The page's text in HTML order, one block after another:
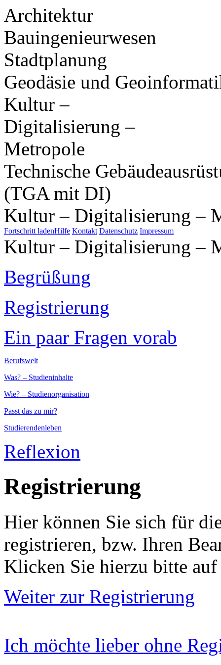
Architektur
Bauingenieurwesen
Stadtplanung
Geodäsie und
Kultur –
Digitalisierung –
Metropole
Technische
(TGA mit DI)
Kultur – Digitalisierung –
Fortschritt ladenHilfe Kontakt Datenschutz Impressum
Kultur – Digitalisierung –
Begrüßung
Registrierung
Ein paar Fragen vorab
Berufswelt
Was? – Studieninhalte
Wie? – Studienorganisation
Passt das zu mir?
Studierendenleben
Reflexion
Registrierung
Hier können Sie sich für
registrieren, bzw. Ihren
Klicken Sie hierzu bitte
Weiter zur Registrierung
Ich möchte lieber ohne